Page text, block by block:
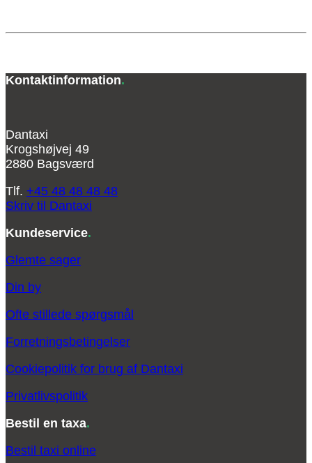
Kontaktinformation.
Dantaxi
Krogshøjvej 49
2880 Bagsværd
Tlf. +45 48 48 48 48
Skriv til Dantaxi
Kundeservice.
Glemte sager
Din by
Ofte stillede spørgsmål
Forretningsbetingelser
Cookiepolitik for brug af Dantaxi
Privatlivspolitik
Bestil en taxa.
Bestil taxi online